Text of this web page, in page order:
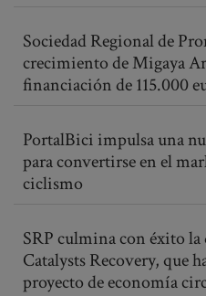
Sociedad Regional de
crecimiento de Migaya
financiación de 115.000
PortalBici impulsa una
para convertirse en el
ciclismo
SRP culmina con éxito
Catalysts Recovery, que
proyecto de economía